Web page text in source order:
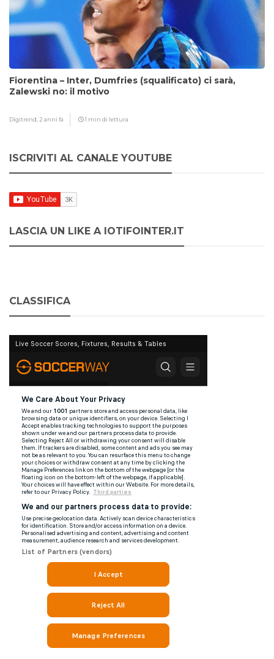
Fiorentina – Inter, Dumfries (squalificato) ci sarà,
Zalewski no: il motivo
Digitrend, 2 anni fa 1 min di lettura
ISCRIVITI AL CANALE YOUTUBE
LASCIA UN LIKE A IOTIFOINTER.IT
CLASSIFICA